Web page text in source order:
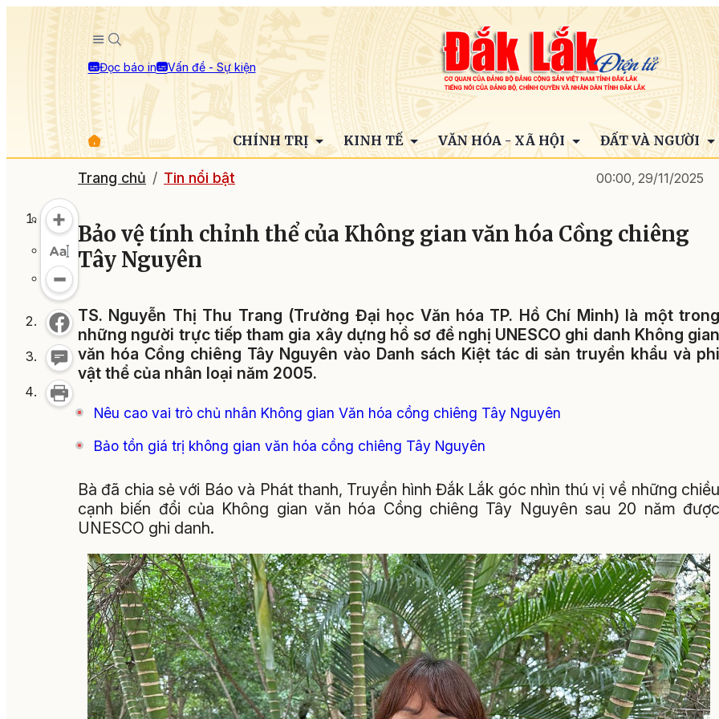
Đọc báo in Vấn đề - Sự kiện
CHÍNH TRỊ KINH TẾ VĂN HÓA - XÃ HỘI ĐẤT VÀ NGƯỜI
Trang chủ Tin nổi bật 00:00, 29/11/2025
Bảo vệ tính chỉnh thể của Không gian văn hóa Cồng chiêng
Tây Nguyên
TS. Nguyễn Thị Thu Trang (Trường Đại học Văn hóa TP. Hồ Chí Minh) là một trong
những người trực tiếp tham gia xây dựng hồ sơ đề nghị UNESCO ghi danh Không gian
văn hóa Cồng chiêng Tây Nguyên vào Danh sách Kiệt tác di sản truyền khẩu và phi
vật thể của nhân loại năm 2005.
Nêu cao vai trò chủ nhân Không gian Văn hóa cồng chiêng Tây Nguyên
Bảo tồn giá trị không gian văn hóa cồng chiêng Tây Nguyên
Bà đã chia sẻ với Báo và Phát thanh, Truyền hình Đắk Lắk góc nhìn thú vị về những chiều
cạnh biến đổi của Không gian văn hóa Cồng chiêng Tây Nguyên sau 20 năm được
UNESCO ghi danh.